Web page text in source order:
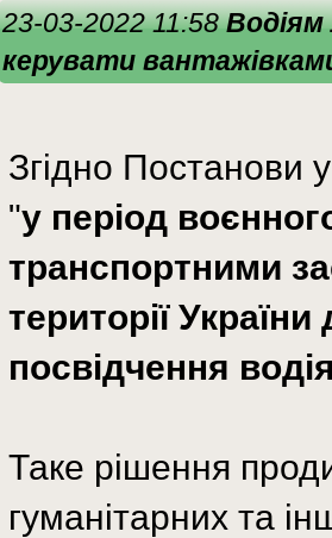
23-03-2022 11:58Водіям
керувати
Згідно Постанови
"у період
транспортними
території
посвідчення
Таке рішення
гуманітарних та